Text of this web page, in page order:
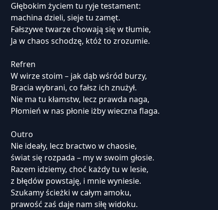
Głębokim życiem tu ryje testament:
machina dzieli, sieje tu zamęt.
Fałszywe twarze chowają się w tłumie,
Ja w chaos schodzę, któż to zrozumie.
Refren
W wirze stoim – jak dąb wśród burzy,
Bracia wybrani, co fałsz ich znużył.
Nie ma tu kłamstw, lecz prawda naga,
Płomień w nas płonie iżby wieczna flaga.
Outro
Nie ideały, lecz bractwo w chaosie,
świat się rozpada – my w swoim głosie.
Razem idziemy, choć każdy tu w lesie,
z błędów powstaję, i mnie wyniesie.
Szukamy ścieżki w całym amoku,
prawość zaś daje nam siłę widoku.